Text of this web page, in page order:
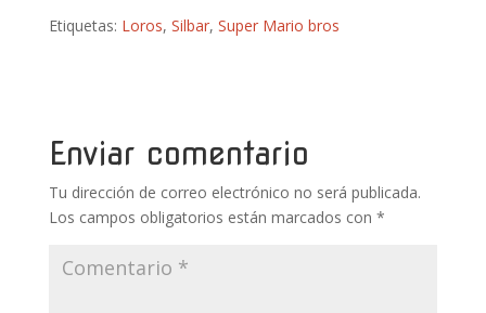
e
o
k
itter m at
p r
Etiquetas: Loros, Silbar, Super Mario bros
Enviar comentario
Tu dirección de correo electrónico no será publicada.
Los campos obligatorios están marcados con *